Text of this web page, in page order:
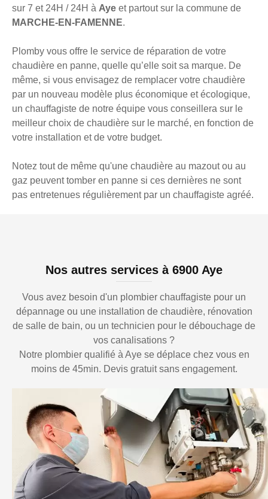
sur 7 et 24H / 24H à Aye et partout sur la commune de
MARCHE-EN-FAMENNE.
Plomby vous offre le service de réparation de votre
chaudière en panne, quelle qu’elle soit sa marque. De
même, si vous envisagez de remplacer votre chaudière
par un nouveau modèle plus économique et écologique,
un chauffagiste de notre équipe vous conseillera sur le
meilleur choix de chaudière sur le marché, en fonction de
votre installation et de votre budget.
Notez tout de même qu'une chaudière au mazout ou au
gaz peuvent tomber en panne si ces dernières ne sont
pas entretenues régulièrement par un chauffagiste agréé.
Nos autres services à 6900 Aye
Vous avez besoin d'un plombier chauffagiste pour un
dépannage ou une installation de chaudière, rénovation
de salle de bain, ou un technicien pour le débouchage de
vos canalisations ?
Notre plombier qualifié à Aye se déplace chez vous en
moins de 45min. Devis gratuit sans engagement.